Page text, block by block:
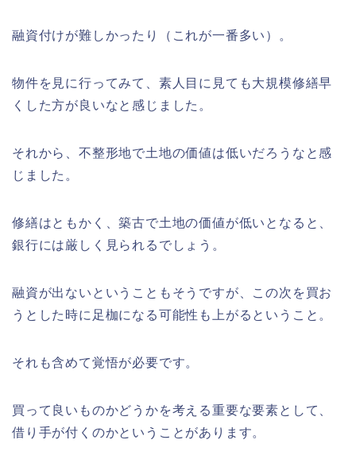
融資付けが難しかったり（これが一番多い）。
物件を見に行ってみて、素人目に見ても大規模修繕早
くした方が良いなと感じました。
それから、不整形地で土地の価値は低いだろうなと感
じました。
修繕はともかく、築古で土地の価値が低いとなると、
銀行には厳しく見られるでしょう。
融資が出ないということもそうですが、この次を買お
うとした時に足枷になる可能性も上がるということ。
それも含めて覚悟が必要です。
買って良いものかどうかを考える重要な要素として、
借り手が付くのかということがあります。